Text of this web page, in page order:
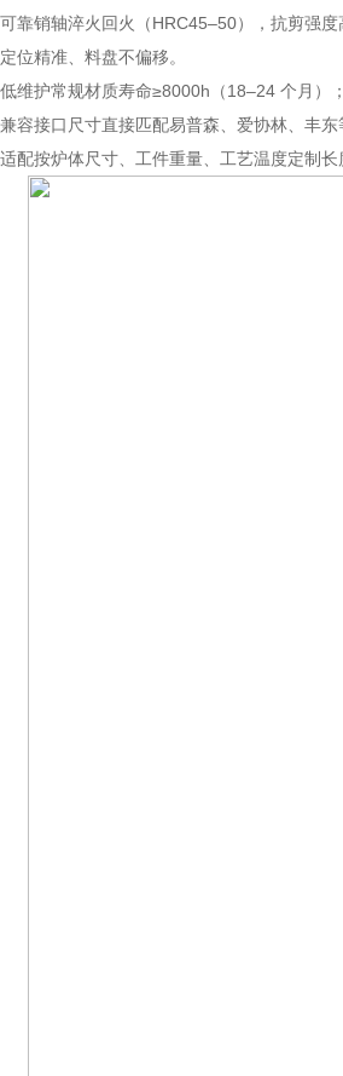
靠销轴淬火回火（HRC45–50），抗剪强
位精准、料盘不偏移。
维护常规材质寿命≥8000h（18–24 个月）
容接口尺寸直接匹配易普森、爱协林、丰
配按炉体尺寸、工件重量、工艺温度定制长